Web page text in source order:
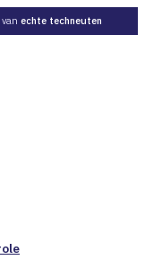
echte techneuten